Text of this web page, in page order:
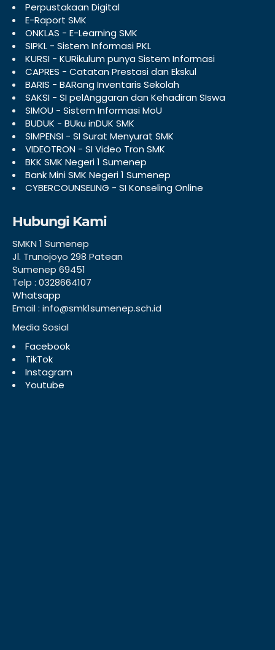
Perpustakaan Digital
E-Raport SMK
ONKLAS - E-Learning SMK
SIPKL - Sistem Informasi PKL
KURSI - KURikulum punya Sistem Informasi
CAPRES - Catatan Prestasi dan Ekskul
BARIS - BARang Inventaris Sekolah
SAKSI - SI pelAnggaran dan Kehadiran SIswa
SIMOU - Sistem Informasi MoU
BUDUK - BUku inDUK SMK
SIMPENSI - SI Surat Menyurat SMK
VIDEOTRON - SI Video Tron SMK
BKK SMK Negeri 1 Sumenep
Bank Mini SMK Negeri 1 Sumenep
CYBERCOUNSELING - SI Konseling Online
Hubungi Kami
SMKN 1 Sumenep
Jl. Trunojoyo 298 Patean
Sumenep 69451
Telp : 0328664107
Whatsapp
Email : info@smk1sumenep.sch.id
Media Sosial
Facebook
TikTok
Instagram
Youtube